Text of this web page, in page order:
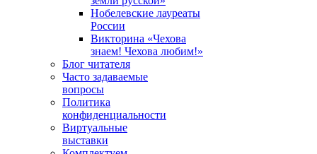
Нобелевские лауреаты
России
Викторина «Чехова
знаем! Чехова любим!»
Блог читателя
Часто задаваемые
вопросы
Политика
конфиденциальности
Виртуальные
выставки